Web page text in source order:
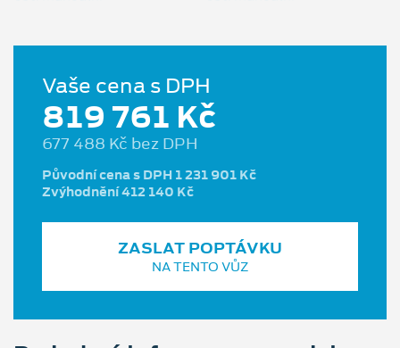
Vaše cena s DPH
819 761 Kč
677 488 Kč bez DPH
Původní cena s DPH 1 231 901 Kč
Zvýhodnění 412 140 Kč
ZASLAT POPTÁVKU
NA TENTO VŮZ